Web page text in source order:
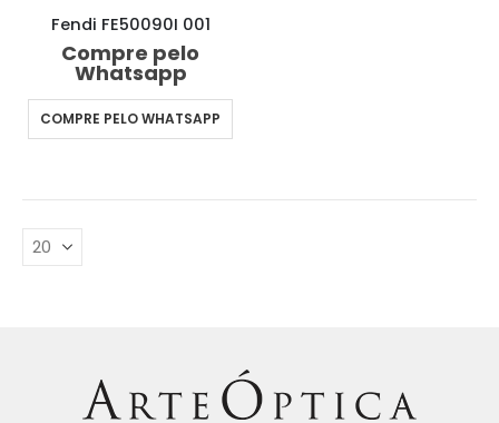
Fendi FE50090I 001
Compre pelo
Whatsapp
COMPRE PELO WHATSAPP